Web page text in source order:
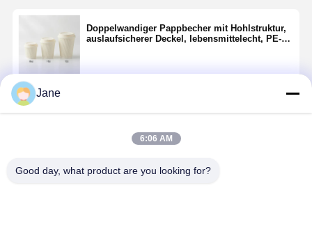
Doppelwandiger Pappbecher mit Hohlstruktur,
auslaufsicherer Deckel, lebensmittelecht, PE-
Empfohlene Produkte
Jane
6:06 AM
Good day, what product are you looking for?